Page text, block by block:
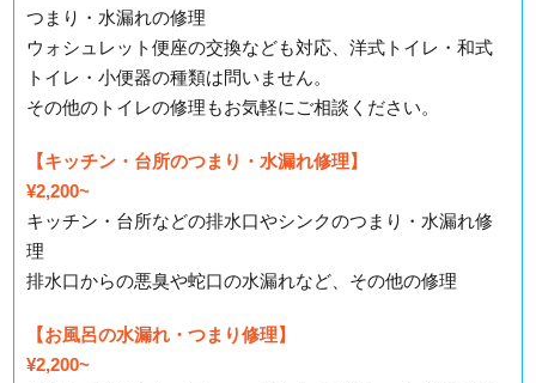
つまり・水漏れの修理
ウォシュレット便座の交換なども対応、洋式トイレ・和式
トイレ・小便器の種類は問いません。
その他のトイレの修理もお気軽にご相談ください。
【キッチン・台所のつまり・水漏れ修理】
¥2,200~
キッチン・台所などの排水口やシンクのつまり・水漏れ修
理
排水口からの悪臭や蛇口の水漏れなど、その他の修理
【お風呂の水漏れ・つまり修理】
¥2,200~